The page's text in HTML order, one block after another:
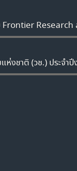
Frontier
ห่งชาติ (วช.) ประจ